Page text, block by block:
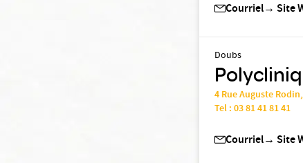
Courriel→ Site
Doubs
4 Rue Auguste
Tel :03 81 41 81 41
Courriel→ Site